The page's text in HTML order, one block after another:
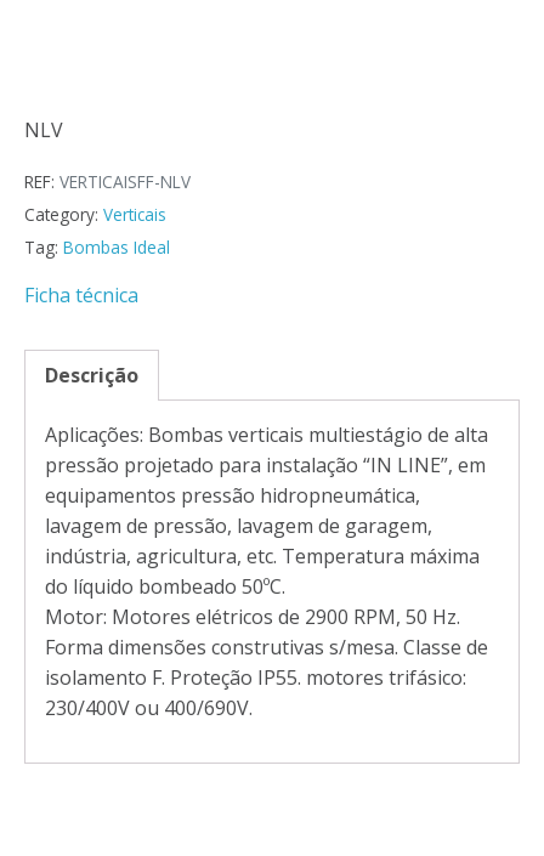
NLV
REF: VERTICAISFF-NLV
Category: Verticais
Tag: Bombas Ideal
Ficha técnica
Descrição
Aplicações: Bombas verticais multiestágio de alta
pressão projetado para instalação “IN LINE”, em
equipamentos pressão hidropneumática,
lavagem de pressão, lavagem de garagem,
indústria, agricultura, etc. Temperatura máxima
do líquido bombeado 50ºC.
Motor: Motores elétricos de 2900 RPM, 50 Hz.
Forma dimensões construtivas s/mesa. Classe de
isolamento F. Proteção IP55. motores trifásico:
230/400V ou 400/690V.